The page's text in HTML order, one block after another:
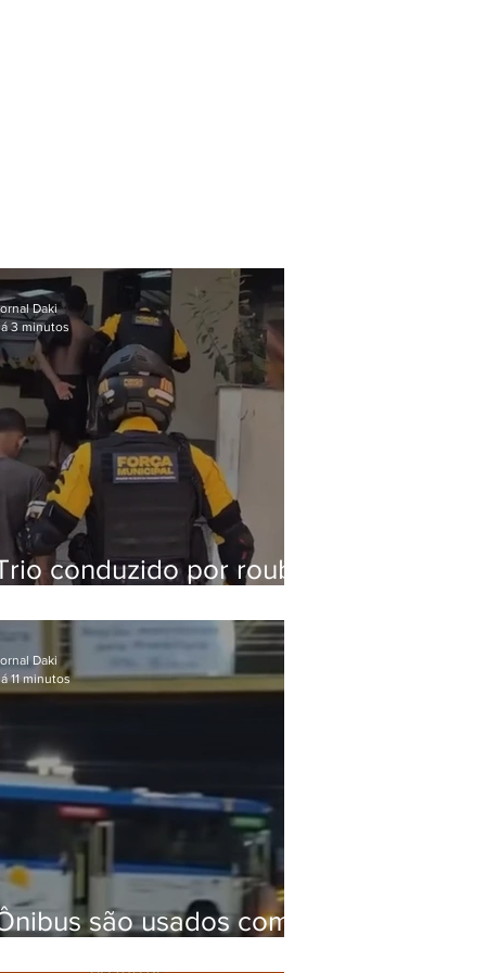
conduzido por roubo
37 passagens
Daki
3 minutos
são usados como
Daki
11 minutos